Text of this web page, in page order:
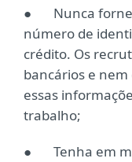
● Nunca
número de
crédito. Os
bancários e
essas
trabalho;
● Tenha em